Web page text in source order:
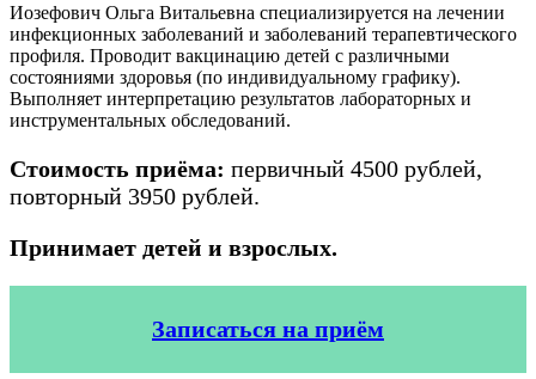
Иозефович Ольга Витальевна специализируется на лечении
инфекционных заболеваний и заболеваний терапевтического
профиля. Проводит вакцинацию детей с различными
состояниями здоровья (по индивидуальному графику).
Выполняет интерпретацию результатов лабораторных и
инструментальных обследований.
Стоимость приёма: первичный 4500 рублей,
повторный 3950 рублей.
Принимает детей и взрослых.
Записаться на приём